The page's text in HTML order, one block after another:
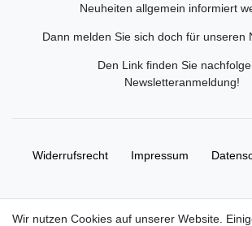
Neuheiten allgemein informiert
Dann melden Sie sich doch für unseren
Den Link finden Sie
Newsletteranmeldung!
Widerrufs­recht Impressum
Wir nutzen Cookies auf unserer Website.